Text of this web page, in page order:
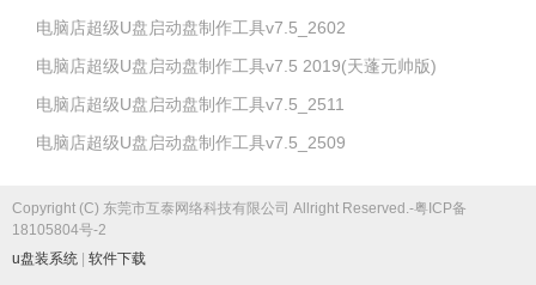
电脑店超级U盘启动盘制作工具v7.5_2602
电脑店超级U盘启动盘制作工具v7.5 2019(天蓬元帅版)
电脑店超级U盘启动盘制作工具v7.5_2511
电脑店超级U盘启动盘制作工具v7.5_2509
Copyright (C) 东莞市互泰网络科技有限公司 Allright Reserved.-粤ICP备
18105804号-2
u盘装系统
软件下载